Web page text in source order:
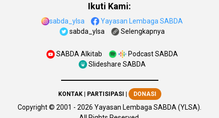
Ikuti Kami:
sabda_ylsa
Yayasan Lembaga SABDA
sabda_ylsa
Selengkapnya
SABDA Alkitab
Podcast SABDA
Slideshare SABDA
KONTAK| PARTISIPASI | DONASI
Copyright© 2001 - 2026 Yayasan Lembaga SABDA (YLSA).